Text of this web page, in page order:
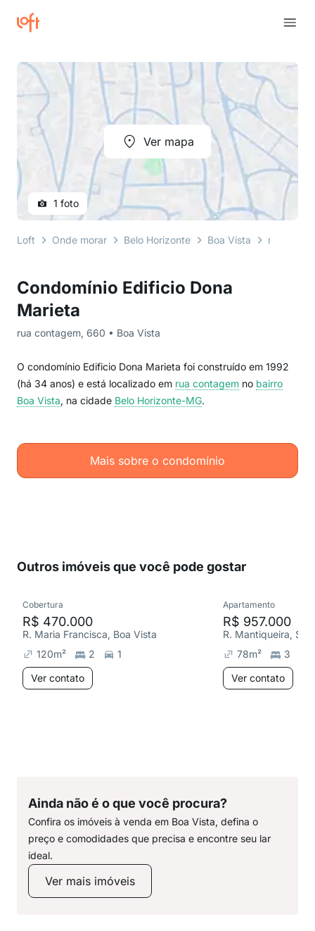
Condomínio Edificio Dona
Marieta
rua contagem, 660 • Boa Vista
O condomínio Edificio Dona Marieta foi construído em 1992
(há 34 anos) e está localizado em rua contagem no bairro
Boa Vista, na cidade Belo Horizonte-MG.
Mais sobre o condomínio
Ver mapa
1 foto
Loft Onde morar Belo Horizonte Boa Vista rua
Outros imóveis que você pode gostar
Cobertura
R$ 470.000
R. Maria Francisca, Boa Vista
120m² 2
1
Ver contato
Apartamento
R$ 957.000
R. Mantiqueira,
78m² 3
Ver contato
Ainda não é o que você procura?
Confira os imóveis à venda em Boa Vista, defina o
preço e comodidades que precisa e encontre seu lar
ideal.
Ver mais imóveis